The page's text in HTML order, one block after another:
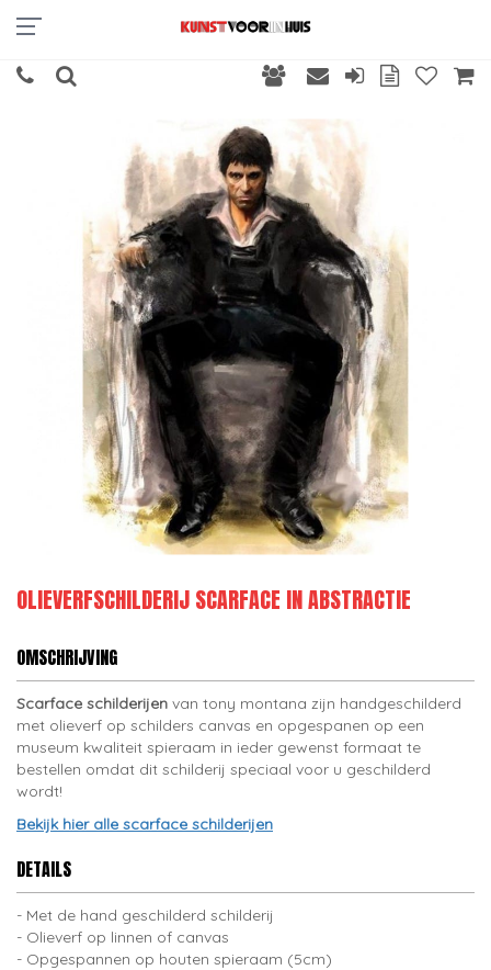
OLIEVERFSCHILDERIJ SCARFACE IN ABSTRACTIE
OMSCHRIJVING
Scarface schilderijen van tony montana zijn handgeschilderd
met olieverf op schilders canvas en opgespanen op een
museum kwaliteit spieraam in ieder gewenst formaat te
bestellen omdat dit schilderij speciaal voor u geschilderd
wordt!
Bekijk hier alle scarface schilderijen
DETAILS
Met de hand geschilderd schilderij
Olieverf op linnen of canvas
Opgespannen op houten spieraam (5cm)